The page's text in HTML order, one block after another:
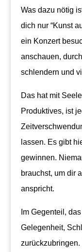
Was dazu nötig
dich nur “Kunst
ein Konzert
anschauen,
schlendern und
Das hat mit
Produktives, ist
lassen. Es gibt
gewinnen.
brauchst, um dir
anspricht.
Im Gegenteil,
Gelegenheit,